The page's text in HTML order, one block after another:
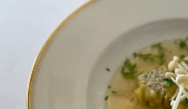
Témata
Recepty
Články